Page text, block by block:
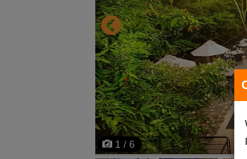
1 / 6